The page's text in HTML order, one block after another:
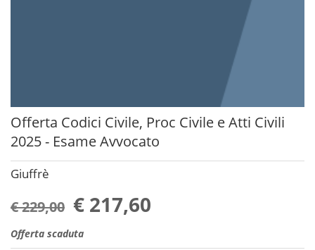
Offerta Codici Civile, Proc Civile e Atti Civili
2025 - Esame Avvocato
Giuffrè
€ 229,00 € 217,60
Offerta scaduta